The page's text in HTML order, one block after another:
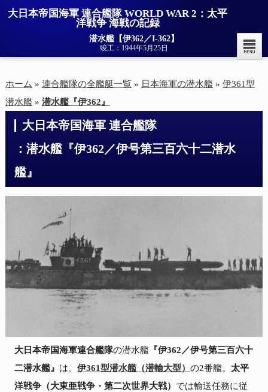
大日本帝国海軍 連合艦隊 WORLD WAR 2：太平
洋戦争 海戦の記録
潜水艦【伊362／I-362】
竣工：1944年5月25日
ホーム » 連合艦隊の全艦艇一覧 » 日本海軍の潜水艦 » 伊361型
潜水艦 » 潜水艦『伊362』
大日本帝国海軍 連合艦隊
：潜水艦『伊362／伊号第三百六十二潜水
艦』
大日本帝国海軍連合艦隊の潜水艦『伊362／伊号第三百六十
二潜水艦』 は、 伊361型潜水艦（潜輸大型） の2番艦。 太平
洋戦争（大東亜戦争・第二次世界大戦） では輸送任務に従